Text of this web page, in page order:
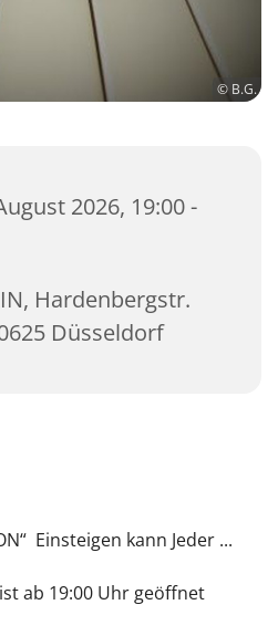
© B.G.
2026, 19:00 -
Hardenbergstr.
Düsseldorf
Einsteigen kann Jeder ...
ab 19:00 Uhr geöffnet